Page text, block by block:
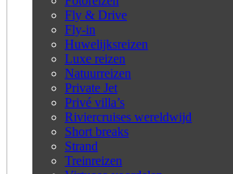
Fly & Drive
Fly-in
Huwelijksreizen
Luxe reizen
Natuurreizen
Private Jet
Privé villa’s
Riviercruises wereldwijd
Short breaks
Strand
Treinreizen